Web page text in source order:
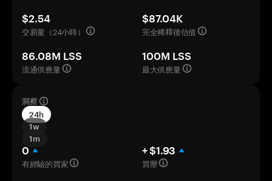
$2.54
交易量（24小時）
$87.04K
完全稀釋後估值
86.08M LSS
流通供應量
100M LSS
最大供應量
洞察
24h
1w
1m
0
有經驗的買家
+ $1.93
買壓